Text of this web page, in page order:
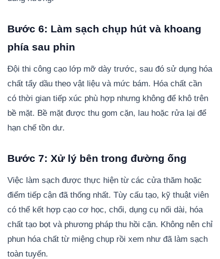
Bước 6: Làm sạch chụp hút và khoang
phía sau phin
Đội thi công cạo lớp mỡ dày trước, sau đó sử dụng hóa
chất tẩy dầu theo vật liệu và mức bám. Hóa chất cần
có thời gian tiếp xúc phù hợp nhưng không để khô trên
bề mặt. Bề mặt được thu gom cặn, lau hoặc rửa lại để
hạn chế tồn dư.
Bước 7: Xử lý bên trong đường ống
Việc làm sạch được thực hiện từ các cửa thăm hoặc
điểm tiếp cận đã thống nhất. Tùy cấu tạo, kỹ thuật viên
có thể kết hợp cạo cơ học, chổi, dụng cụ nối dài, hóa
chất tạo bọt và phương pháp thu hồi cặn. Không nên chỉ
phun hóa chất từ miệng chụp rồi xem như đã làm sạch
toàn tuyến.